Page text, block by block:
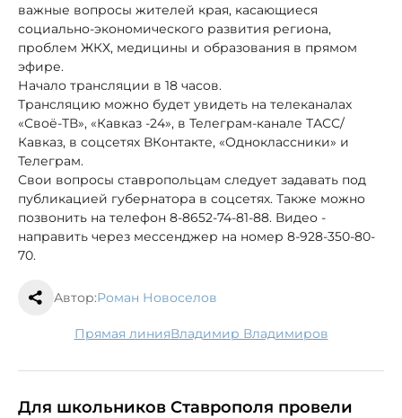
важные вопросы жителей края, касающиеся
социально-экономического развития региона,
проблем ЖКХ, медицины и образования в прямом
эфире.
Начало трансляции в 18 часов.
Трансляцию можно будет увидеть на телеканалах
«Своё-ТВ», «Кавказ -24», в Телеграм-канале ТАСС/
Кавказ, в соцсетях ВКонтакте, «Одноклассники» и
Телеграм.
Свои вопросы ставропольцам следует задавать под
публикацией губернатора в соцсетях. Также можно
позвонить на телефон 8-8652-74-81-88. Видео -
направить через мессенджер на номер 8-928-350-80-
70.
Автор:Роман Новоселов
Прямая линия Владимир Владимиров
Для школьников Ставрополя провели